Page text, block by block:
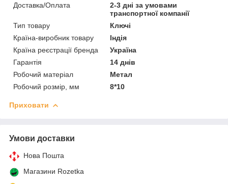
Доставка/Оплата
2-3 дні за умовами
транспортної компанії
Тип товару
Ключі
Країна-виробник товару
Індія
Країна реєстрації бренда
Україна
Гарантія
14 днів
Робочий матеріал
Метал
Робочий розмір, мм
8*10
Приховати
Умови доставки
Нова Пошта
Магазини Rozetka